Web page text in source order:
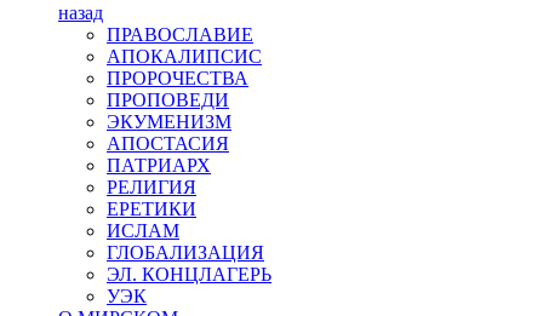
назад
ПРАВОСЛАВИЕ
АПОКАЛИПСИС
ПРОРОЧЕСТВА
ПРОПОВЕДИ
ЭКУМЕНИЗМ
АПОСТАСИЯ
ПАТРИАРХ
РЕЛИГИЯ
ЕРЕТИКИ
ИСЛАМ
ГЛОБАЛИЗАЦИЯ
ЭЛ. КОНЦЛАГЕРЬ
УЭК